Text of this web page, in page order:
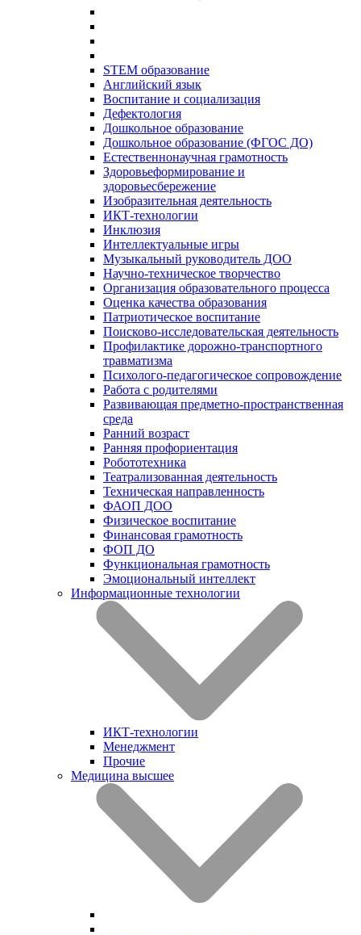
STEM образование
Английский язык
Воспитание и социализация
Дефектология
Дошкольное образование
Дошкольное образование (ФГОС ДО)
Естественнонаучная грамотность
Здоровьеформирование и
здоровьесбережение
Изобразительная деятельность
ИКТ-технологии
Инклюзия
Интеллектуальные игры
Музыкальный руководитель ДОО
Научно-техническое творчество
Организация образовательного процесса
Оценка качества образования
Патриотическое воспитание
Поисково-исследовательская деятельность
Профилактике дорожно-транспортного
травматизма
Психолого-педагогическое сопровождение
Работа с родителями
Развивающая предметно-пространственная
среда
Ранний возраст
Ранняя профориентация
Робототехника
Театрализованная деятельность
Техническая направленность
ФАОП ДОО
Физическое воспитание
Финансовая грамотность
ФОП ДО
Функциональная грамотность
Эмоциональный интеллект
Информационные технологии
ИКТ-технологии
Менеджмент
Прочие
Медицина высшее